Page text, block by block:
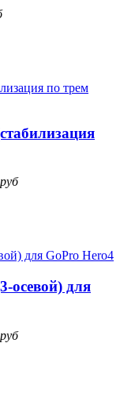
руб
осевой) для
руб